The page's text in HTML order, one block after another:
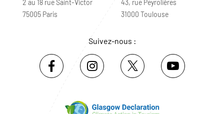
2 au 18 rue Saint-Victor
75005 Paris
43, rue Peyrolières
31000 Toulouse
Suivez-nous :